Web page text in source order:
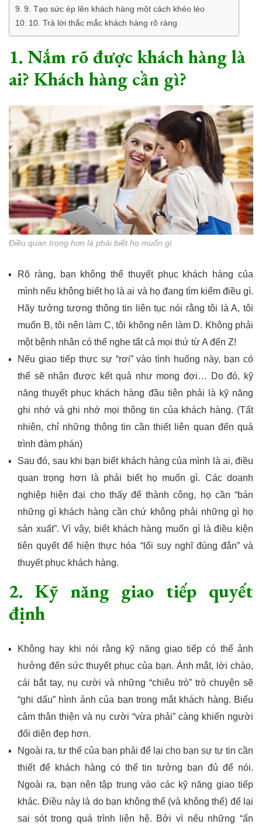
9. Tạo sức ép lên khách hàng một cách khéo léo
10. Trả lời thắc mắc khách hàng rõ ràng
1. Nắm rõ được khách hàng là
ai? Khách hàng cần gì?
Điều quan trọng hơn là phải biết họ muốn gì
Rõ ràng, bạn không thể thuyết phục khách hàng của
mình nếu không biết họ là ai và họ đang tìm kiếm điều gì.
Hãy tưởng tượng thông tin liên tục nói rằng tôi là A, tôi
muốn B, tôi nên làm C, tôi không nên làm D. Không phải
một bệnh nhân có thể nghe tất cả mọi thứ từ A đến Z!
Nếu giao tiếp thực sự “rơi” vào tình huống này, bạn có
thể sẽ nhận được kết quả như mong đợi… Do đó, kỹ
năng thuyết phục khách hàng đầu tiên phải là kỹ năng
ghi nhớ và ghi nhớ mọi thông tin của khách hàng. (Tất
nhiên, chỉ những thông tin cần thiết liên quan đến quá
trình đàm phán)
Sau đó, sau khi bạn biết khách hàng của mình là ai, điều
quan trọng hơn là phải biết họ muốn gì. Các doanh
nghiệp hiện đại cho thấy để thành công, họ cần “bán
những gì khách hàng cần chứ không phải những gì họ
sản xuất”. Vì vậy, biết khách hàng muốn gì là điều kiện
tiên quyết để hiện thực hóa “lối suy nghĩ đúng đắn” và
thuyết phục khách hàng.
2. Kỹ năng giao tiếp quyết
định
Không hay khi nói rằng kỹ năng giao tiếp có thể ảnh
hưởng đến sức thuyết phục của bạn. Ánh mắt, lời chào,
cái bắt tay, nụ cười và những “chiêu trò” trò chuyện sẽ
“ghi dấu” hình ảnh của bạn trong mắt khách hàng. Biểu
cảm thân thiện và nụ cười “vừa phải” càng khiến người
đối diện đẹp hơn.
Ngoài ra, tư thế của bạn phải để lại cho bạn sự tự tin cần
thiết để khách hàng có thể tin tưởng bạn đủ để nói.
Ngoài ra, bạn nên tập trung vào các kỹ năng giao tiếp
khác. Điều này là do bạn không thể (và không thể) để lại
sai sót trong quá trình liên hệ. Bởi vì nếu những “ấn